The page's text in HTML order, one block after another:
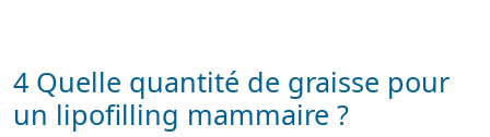
4 Quelle quantité de graisse pour
un lipofilling mammaire ?